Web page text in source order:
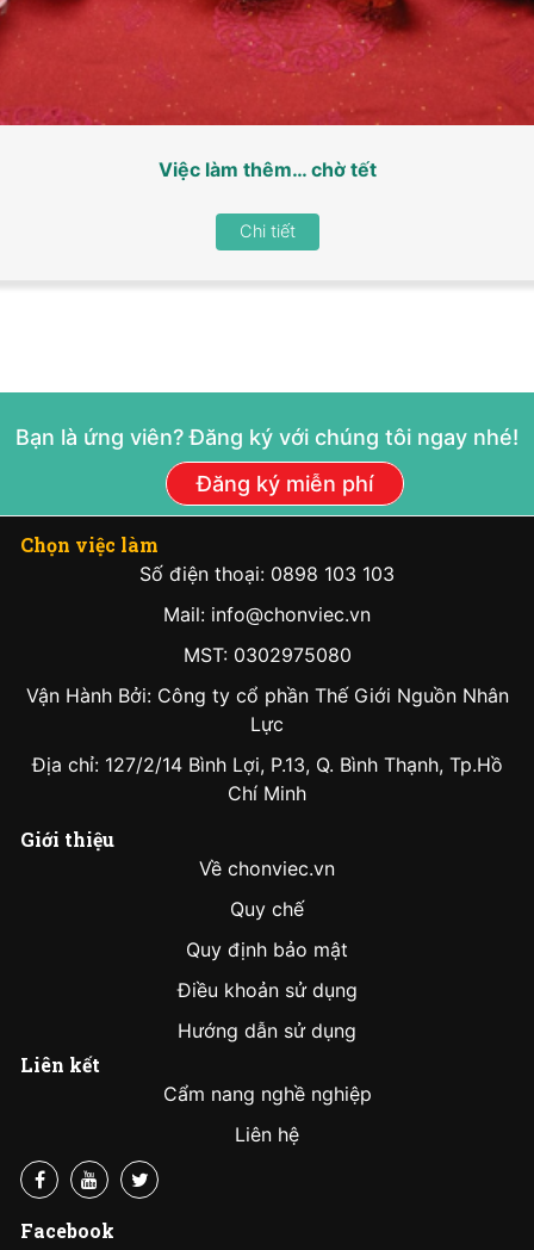
Việc làm thêm… chờ tết
Chi tiết
Bạn là ứng viên? Đăng ký với chúng tôi ngay nhé!
Đăng ký miễn phí
Chọn việc làm
Số điện thoại: 0898 103 103
Mail: info@chonviec.vn
MST: 0302975080
Vận Hành Bởi: Công ty cổ phần Thế Giới Nguồn Nhân
Lực
Địa chỉ: 127/2/14 Bình Lợi, P.13, Q. Bình Thạnh, Tp.Hồ
Chí Minh
Giới thiệu
Về chonviec.vn
Quy chế
Quy định bảo mật
Điều khoản sử dụng
Hướng dẫn sử dụng
Liên kết
Cẩm nang nghề nghiệp
Liên hệ
Facebook